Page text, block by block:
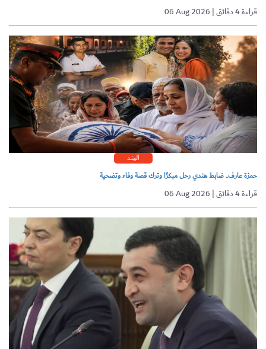
06 Aug 2026 | قراءة 4 دقائق
الهند
حمزة عارف.. ضابط هندي رحل مبكرًا وترك قصة وفاء وتضحية
06 Aug 2026 | قراءة 4 دقائق